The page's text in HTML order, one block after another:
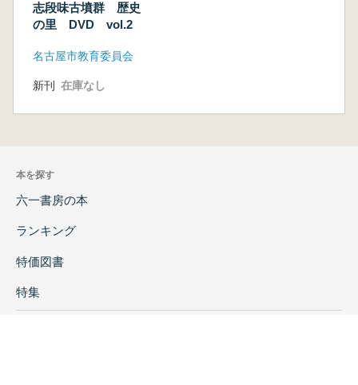
志段味古墳群 歴史
の里 DVD vol.2
名古屋市教育委員会
新刊 在庫なし
本を探す
六一書房の本
ランキング
特価図書
特集